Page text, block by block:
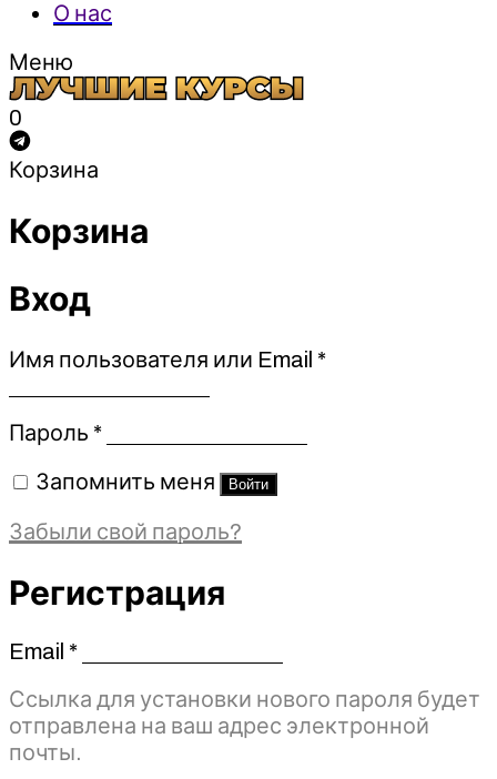
О нас
Меню
0
Корзина
Корзина
Вход
Имя пользователя или Email *Обязательно
Пароль *Обязательно
Запомнить меня Войти
Забыли свой пароль?
Регистрация
Email *Обязательно
Ссылка для установки нового пароля будет
отправлена ​​на ваш адрес электронной
почты.